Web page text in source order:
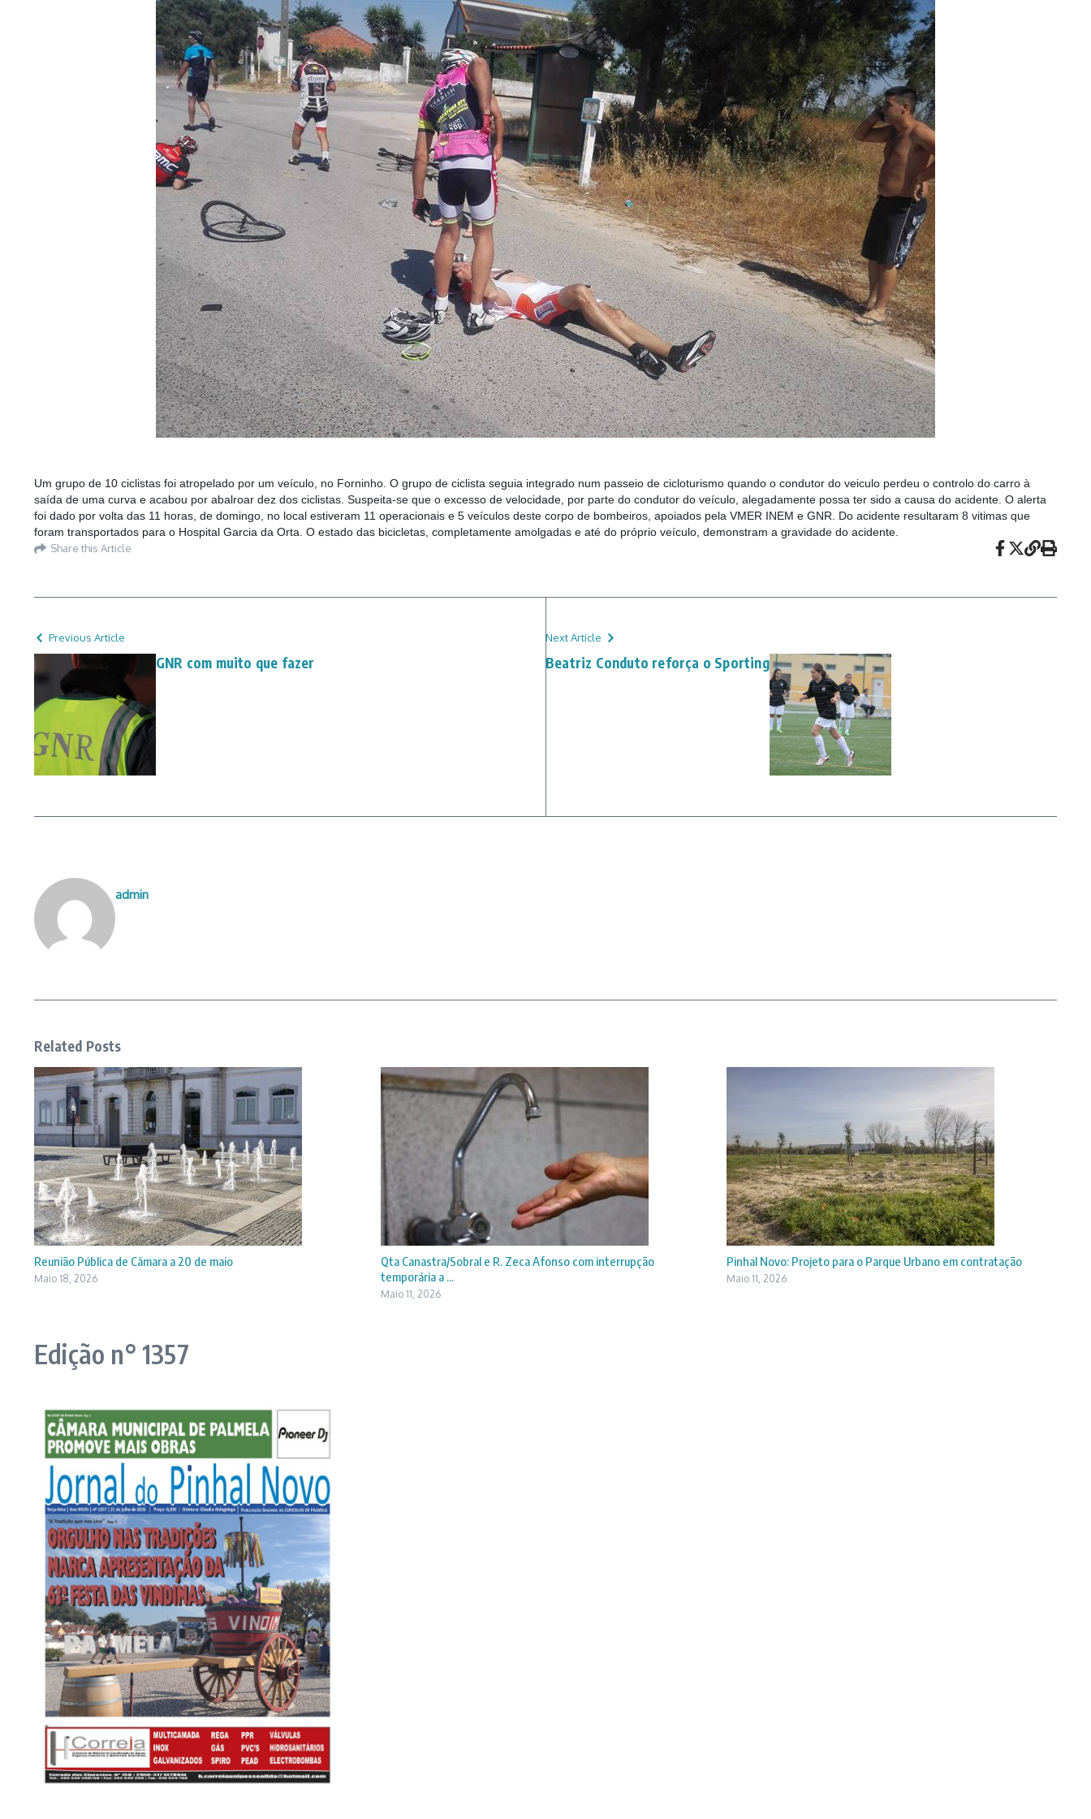
Um grupo de 10 ciclistas foi atropelado por um veículo, no Forninho. O grupo de ciclista seguia integrado num passeio de cicloturismo quando o condutor do veiculo perdeu o controlo do carro à
saída de uma curva e acabou por abalroar dez dos ciclistas. Suspeita-se que o excesso de velocidade, por parte do condutor do veículo, alegadamente possa ter sido a causa do acidente. O alerta
foi dado por volta das 11 horas, de domingo, no local estiveram 11 operacionais e 5 veículos deste corpo de bombeiros, apoiados pela VMER INEM e GNR. Do acidente resultaram 8 vitimas que
foram transportados para o Hospital Garcia da Orta. O estado das bicicletas, completamente amolgadas e até do próprio veículo, demonstram a gravidade do acidente.
Share this Article
Previous Article
GNR com muito que fazer
Next Article
Beatriz Conduto reforça o Sporting
admin
Related Posts
Reunião Pública de Câmara a 20 de maio
Maio 18, 2026
Qta Canastra/Sobral e R. Zeca Afonso com interrupção
temporária a ...
Maio 11, 2026
Pinhal Novo: Projeto para o Parque Urbano em contratação
Maio 11, 2026
Edição n° 1357